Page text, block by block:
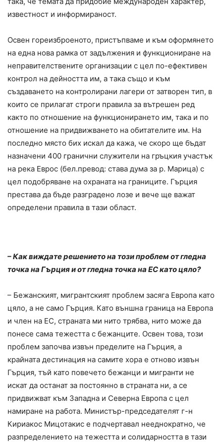
известност и информираност.
Освен гореизброеното, пристъпваме и към оформянето
на една нова рамка от задължения и функциониране на
неправителствените организации с цел по-ефективен
контрол на дейността им, а така също и към
създаването на контролирани лагери от затворен тип, в
които се прилагат строги правила за вътрешен ред
както по отношение на функционирането им, така и по
отношение на придвижването на обитателите им. На
последно място бих искал да кажа, че скоро ще бъдат
назначени 400 гранични служители на гръцкия участък
на река Еврос (бел.превод: става дума за р. Марица) с
цел подобряване на охраната на границите. Гърция
престава да бъде разградено лозе и вече ще важат
определени правила в тази област.
– Как виждате решението на този проблем от гледна
точка на Гърция и от гледна точка на ЕС като цяло?
– Бежанският, мигрантският проблем засяга Европа като
цяло, а не само Гърция. Като външна граница на Европа
и член на ЕС, страната ми нито трябва, нито може да
понесе сама тежестта с бежанците. Освен това, този
проблем започва извън пределите на Гърция, а
крайната дестинация на самите хора е отново извън
Гърция, тъй като повечето бежанци и мигранти не
искат да останат за постоянно в страната ни, а се
придвижват към Западна и Северна Европа с цел
намиране на работа. Министър-председателят г-н
Кириакос Мицотакис е подчертавал нееднократно, че
разпределението на тежестта и солидарността в тази